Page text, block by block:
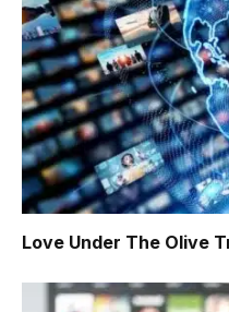
Love Under The Olive